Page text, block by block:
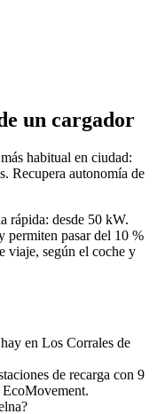
un cargador
habitual en ciudad:
Recupera autonomía de
rápida: desde 50 kW.
permiten pasar del 10 %
viaje, según el coche y
en Los Corrales de
de recarga con 9
EcoMovement.